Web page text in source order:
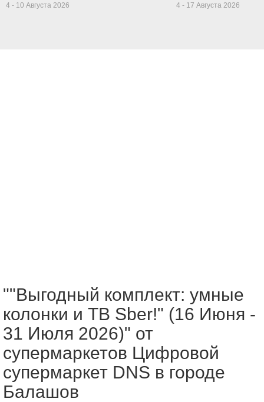
4 - 10 Августа 2026
4 - 17 Августа 2026
""Выгодный комплект: умные
колонки и ТВ Sber!" (16 Июня -
31 Июля 2026)" от
супермаркетов Цифровой
супермаркет DNS в городе
Балашов